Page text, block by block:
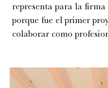
representa para la firma
porque fue el primer
colaborar como